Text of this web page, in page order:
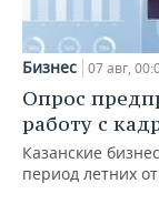
Бизнес 07 авг,
Опрос
работу с
Казанские
период летних